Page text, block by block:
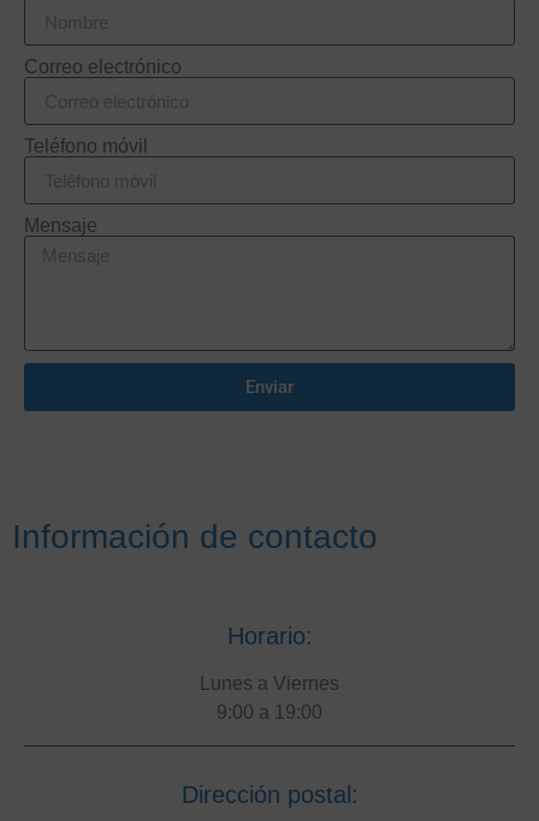
Correo electrónico
Teléfono móvil
Mensaje
Enviar
Información de contacto
Horario:
Lunes a Viernes
9:00 a 19:00
Dirección postal: